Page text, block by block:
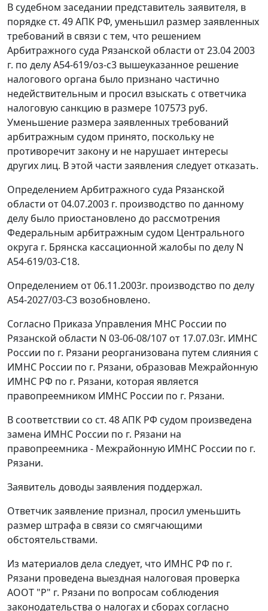
В судебном заседании представитель заявителя, в
порядке ст. 49АПК РФ, уменьшил размер заявленных
требований в связи с тем, что решением
Арбитражного суда Рязанской области от 23.04 2003
г. по делу А54-619/оз-с3 вышеуказанное решение
налогового органа было признано частично
недействительным и просил взыскать с ответчика
налоговую санкцию в размере 107573 руб.
Уменьшение размера заявленных требований
арбитражным судом принято, поскольку не
противоречит закону и не нарушает интересы
других лиц. В этой части заявления следует отказать.
Определением Арбитражного суда Рязанской
области от 04.07.2003 г. производство по данному
делу было приостановлено до рассмотрения
Федеральным арбитражным судом Центрального
округа г. Брянска кассационной жалобы по делу N
А54-619/03-С18.
Определением от 06.11.2003г. производство по делу
А54-2027/03-С3 возобновлено.
Согласно Приказа Управления МНС России по
Рязанской области N 03-06-08/107 от 17.07.03г. ИМНС
России по г. Рязани реорганизована путем слияния с
ИМНС России по г. Рязани, образовав Межрайонную
ИМНС РФ по г. Рязани, которая является
правопреемником ИМНС России по г. Рязани.
В соответствии со ст. 48АПК РФ судом произведена
замена ИМНС России по г. Рязани на
правопреемника - Межрайонную ИМНС России по г.
Рязани.
Заявитель доводы заявления поддержал.
Ответчик заявление признал, просил уменьшить
размер штрафа в связи со смягчающими
обстоятельствами.
Из материалов дела следует, что ИМНС РФ по г.
Рязани проведена выездная налоговая проверка
АООТ "Р" г. Рязани по вопросам соблюдения
законодательства о налогах и сборах согласно